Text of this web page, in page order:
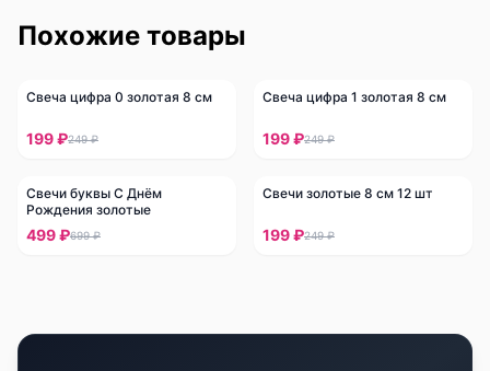
Похожие товары
-20%
Свеча цифра 0 золотая 8 см
199 ₽249 ₽
-20%
Свеча цифра 1 золотая 8 см
199 ₽249 ₽
-29%
Свечи буквы С Днём
Рождения золотые
499 ₽699 ₽
-20%
Свечи золотые 8 см 12 шт
199 ₽249 ₽